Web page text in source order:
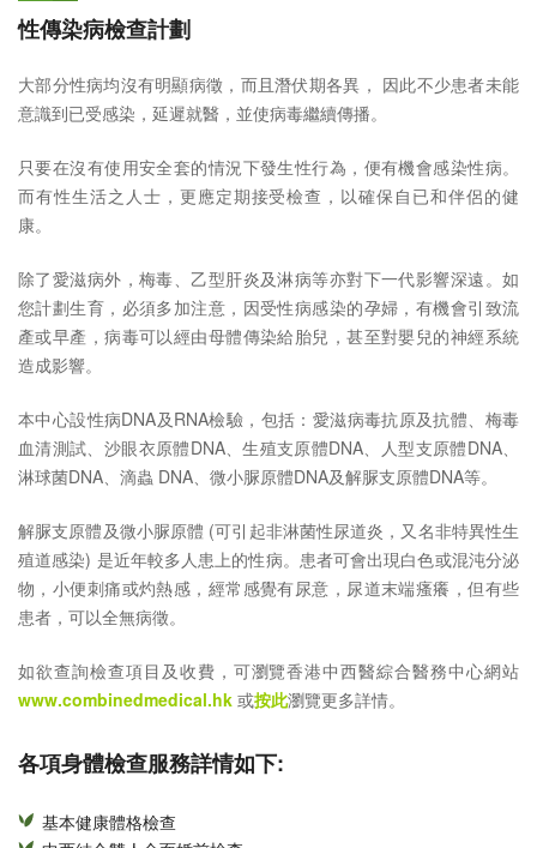
性傳染病檢查計劃
大部分性病均沒有明顯病徵，而且潛伏期各異， 因此不少患者未能
意識到已受感染，延遲就醫，並使病毒繼續傳播。
只要在沒有使用安全套的情況下發生性行為，便有機會感染性病。
而有性生活之人士，更應定期接受檢查，以確保自已和伴侶的健
康。
除了愛滋病外，梅毒、乙型肝炎及淋病等亦對下一代影響深遠。如
您計劃生育，必須多加注意，因受性病感染的孕婦，有機會引致流
產或早產，病毒可以經由母體傳染給胎兒，甚至對嬰兒的神經系統
造成影響。
本中心設性病DNA及RNA檢驗，包括：愛滋病毒抗原及抗體、梅毒
血清測試、沙眼衣原體DNA、生殖支原體DNA、人型支原體DNA、
淋球菌DNA、滴蟲 DNA、微小脲原體DNA及解脲支原體DNA等。
解脲支原體及微小脲原體 (可引起非淋菌性尿道炎，又名非特異性生
殖道感染) 是近年較多人患上的性病。患者可會出現白色或混沌分泌
物，小便刺痛或灼熱感，經常感覺有尿意，尿道末端瘙癢，但有些
患者，可以全無病徵。
如欲查詢檢查項目及收費，可瀏覽香港中西醫綜合醫務中心網站
www.combinedmedical.hk 或按此瀏覽更多詳情。
各項身體檢查服務詳情如下:
基本健康體格檢查